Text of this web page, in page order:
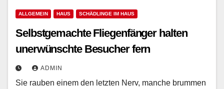
ALLGEMEIN HAUS SCHÄDLINGE IM HAUS
Selbstgemachte Fliegenfänger halten
unerwünschte Besucher fern
ADMIN
Sie rauben einem den letzten Nerv, manche brummen